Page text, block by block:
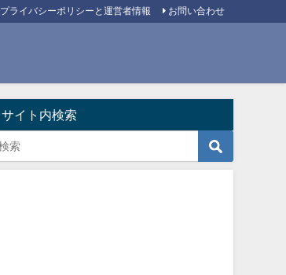
プライバシーポリシーと運営者情報 お問い合わせ
サイト内検索